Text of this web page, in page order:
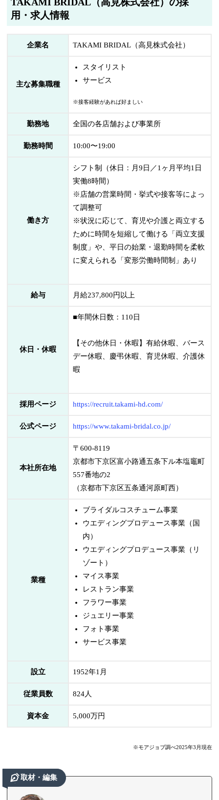
用・求人情報
企業名 TAKAMI BRIDAL（高見株式会社）
主な募集職種
スタイリスト
サービス
※接客経験があれば好ましい
勤務地 全国の各店舗および事業所
勤務時間 10:00〜19:00
働き方
シフト制（休日：月9日／1ヶ月平均1日
実働8時間）
※店舗の営業時間・挙式や接客等によっ
て調整可
※状況に応じて、育児や介護と両立する
ために時間を短縮して働ける「両立支援
制度」や、平日の始業・退勤時間を柔軟
に変えられる「変形労働時間制」あり
給与 月給237,800円以上
休日・休暇
■年間休日数：110日
【その他休日・休暇】有給休暇、バース
デー休暇、慶弔休暇、育児休暇、介護休
暇
採用ページ https://recruit.takami-hd.com/
公式ページ https://www.takami-bridal.co.jp/
本社所在地
〒600-8119
京都市下京区富小路通五条下ル本塩竈町
557番地の2
（京都市下京区五条通河原町西）
業種
ブライダルコスチューム事業
ウエディングプロデュース事業（国
内）
ウエディングプロデュース事業（リ
ゾート）
マイス事業
レストラン事業
フラワー事業
ジュエリー事業
フォト事業
サービス事業
設立 1952年1月
従業員数 824人
資本金 5,000万円
※モアジョブ調べ2025年3月現在
取材・編集